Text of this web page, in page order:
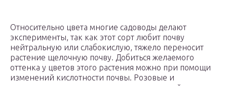
Относительно цвета многие садоводы делают
эксперименты, так как этот сорт любит почву
нейтральную или слабокислую, тяжело переносит
растение щелочную почву. Добиться желаемого
оттенка у цветов этого растения можно при помощи
изменений кислотности почвы. Розовые и